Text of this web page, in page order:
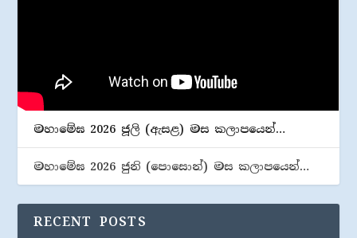
මහාමේඝ 2026 ජූලි (​ඇසළ) මස කලාපයෙන්…
මහාමේඝ 2026 ජුනි (​පොසොන්) මස කලාපයෙන්…
RECENT POSTS